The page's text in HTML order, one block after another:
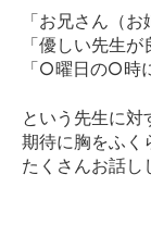
「お兄さん（
「優しい先生が
「○曜日の○時
という先生に対
期待に胸をふく
たくさんお話し